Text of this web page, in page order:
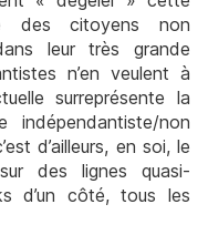
des citoyens non
leur très grande
n’en veulent à
surreprésente la
non
d’ailleurs, en soi, le
des lignes quasi-
d’un côté, tous les